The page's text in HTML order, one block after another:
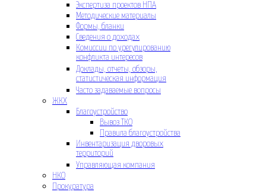
Экспертиза проектов НПА
Методические материалы
Формы, бланки
Сведения о доходах
Комиссии по урегулированию
конфликта интересов
Доклады, отчеты, обзоры,
статистическая информация
Часто задаваемые вопросы
ЖКХ
Благоустройство
Вывоз ТКО
Правила благоустройства
Инвентаризация дворовых
территорий
Управляющая компания
НКО
Прокуратура